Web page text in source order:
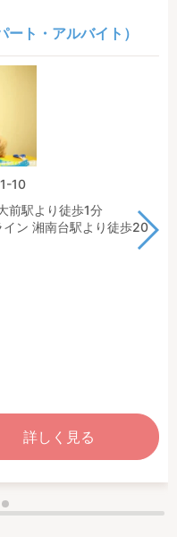
ト・アルバイト）
10
前駅より徒歩1分
ン 湘南台駅より徒歩20
詳しく見る